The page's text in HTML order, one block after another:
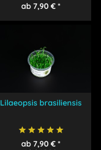
ab 7,90 € *
Lilaeopsis brasiliensis
ab 7,90 € *